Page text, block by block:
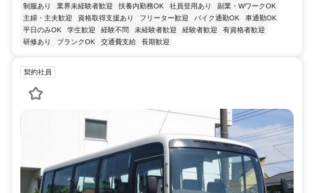
制服あり 業界未経験者歓迎 扶養内勤務OK 社員登用あり
副業・WワークOK
主婦・主夫歓迎
資格取得支援あり フリーター歓迎 バイク通勤OK
車通勤OK
平日のみOK
学生歓迎 経験不問 未経験者歓迎 経験者歓迎
有資格者歓迎
研修あり
ブランクOK 交通費支給 長期歓迎
契約社員